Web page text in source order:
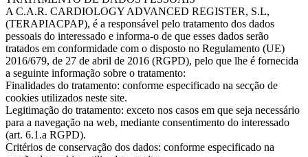
A C.A.R. CARDIOLOGY ADVANCED REGISTER, S.L,
(TERAPIACPAP), é a responsável pelo tratamento dos dados
pessoais do interessado e informa-o de que esses dados serão
tratados em conformidade com o disposto no Regulamento (UE)
2016/679, de 27 de abril de 2016 (RGPD), pelo que lhe é fornecida
a seguinte informação sobre o tratamento:
Finalidades do tratamento: conforme especificado na secção de
cookies utilizados neste site.
Legitimação do tratamento: exceto nos casos em que seja necessário
para a navegação na web, mediante consentimento do interessado
(art. 6.1.a RGPD).
Critérios de conservação dos dados: conforme especificado na